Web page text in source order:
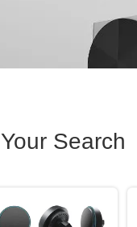
Your Search